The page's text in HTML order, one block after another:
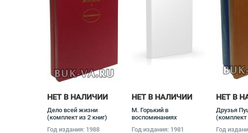
НЕТ В НАЛИЧИИ
Дело всей жизни
(комплект из 2 книг)
Год издания: 1988
НЕТ В НАЛИЧИИ
М. Горький в
воспоминаниях
Год издания: 1981
НЕТ В
Друзья
(комплект
Год